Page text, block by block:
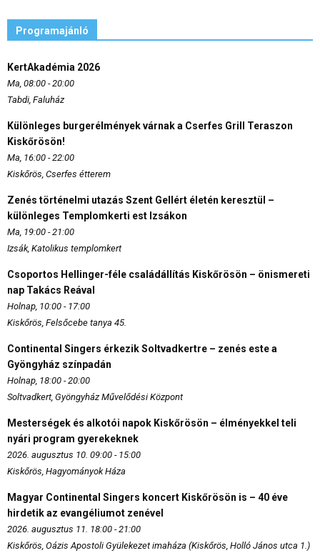
Programajánló
KertAkadémia 2026
Ma, 08:00 - 20:00
Tabdi, Faluház
Különleges burgerélmények várnak a Cserfes Grill Teraszon
Kiskőrösön!
Ma, 16:00 - 22:00
Kiskőrös, Cserfes étterem
Zenés történelmi utazás Szent Gellért életén keresztül –
különleges Templomkerti est Izsákon
Ma, 19:00 - 21:00
Izsák, Katolikus templomkert
Csoportos Hellinger-féle családállítás Kiskőrösön – önismereti
nap Takács Reával
Holnap, 10:00 - 17:00
Kiskőrös, Felsőcebe tanya 45.
Continental Singers érkezik Soltvadkertre – zenés este a
Gyöngyház színpadán
Holnap, 18:00 - 20:00
Soltvadkert, Gyöngyház Művelődési Központ
Mesterségek és alkotói napok Kiskőrösön – élményekkel teli
nyári program gyerekeknek
2026. augusztus 10. 09:00 - 15:00
Kiskőrös, Hagyományok Háza
Magyar Continental Singers koncert Kiskőrösön is – 40 éve
hirdetik az evangéliumot zenével
2026. augusztus 11. 18:00 - 21:00
Kiskőrös, Oázis Apostoli Gyülekezet imaháza (Kiskőrös, Holló János utca 1.)